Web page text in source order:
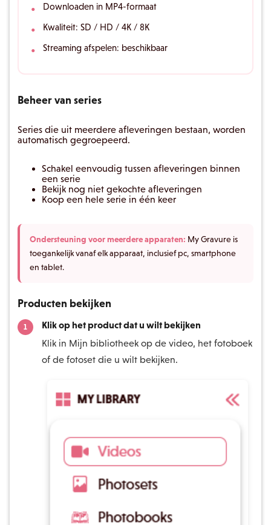
Downloaden in MP4-formaat
Kwaliteit: SD / HD / 4K / 8K
Streaming afspelen: beschikbaar
Beheer van series
Series die uit meerdere afleveringen bestaan, worden
automatisch gegroepeerd.
Schakel eenvoudig tussen afleveringen binnen
een serie
Bekijk nog niet gekochte afleveringen
Koop een hele serie in één keer
Ondersteuning voor meerdere apparaten: My Gravure is
toegankelijk vanaf elk apparaat, inclusief pc, smartphone
en tablet.
Producten bekijken
Klik op het product dat u wilt bekijken
Klik in Mijn bibliotheek op de video, het fotoboek
of de fotoset die u wilt bekijken.